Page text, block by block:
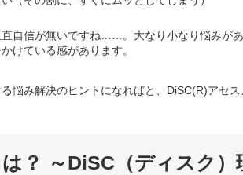
自信が無いですね……。大なり小なり悩みが
けている感があります。
悩み解決のヒントになればと、DiSC(R)アセス
？ ～DiSC（ディスク）